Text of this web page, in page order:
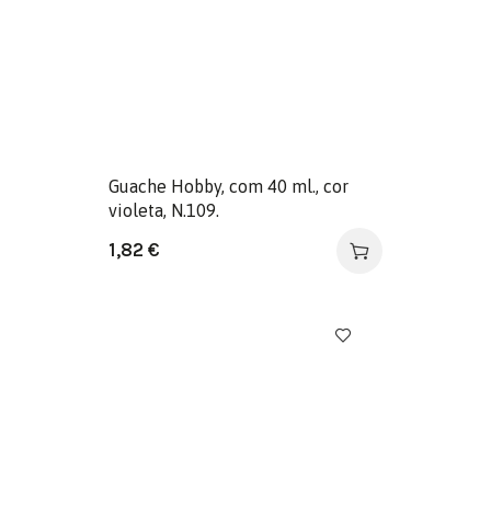
Guache Hobby, com 40 ml., cor
violeta, N.109.
1,82 €